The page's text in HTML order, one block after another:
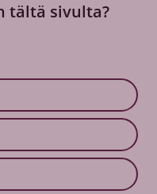
tältä sivulta?